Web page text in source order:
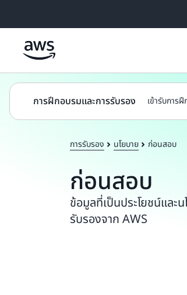
การรับรอง นโยบาย ก่อนสอบ
ก่อนสอบ
ข้อมูลที่เป็นประโยชน์และ
รับรองจาก AWS
การฝึกอบรมและการรับรอง เข้ารับการ